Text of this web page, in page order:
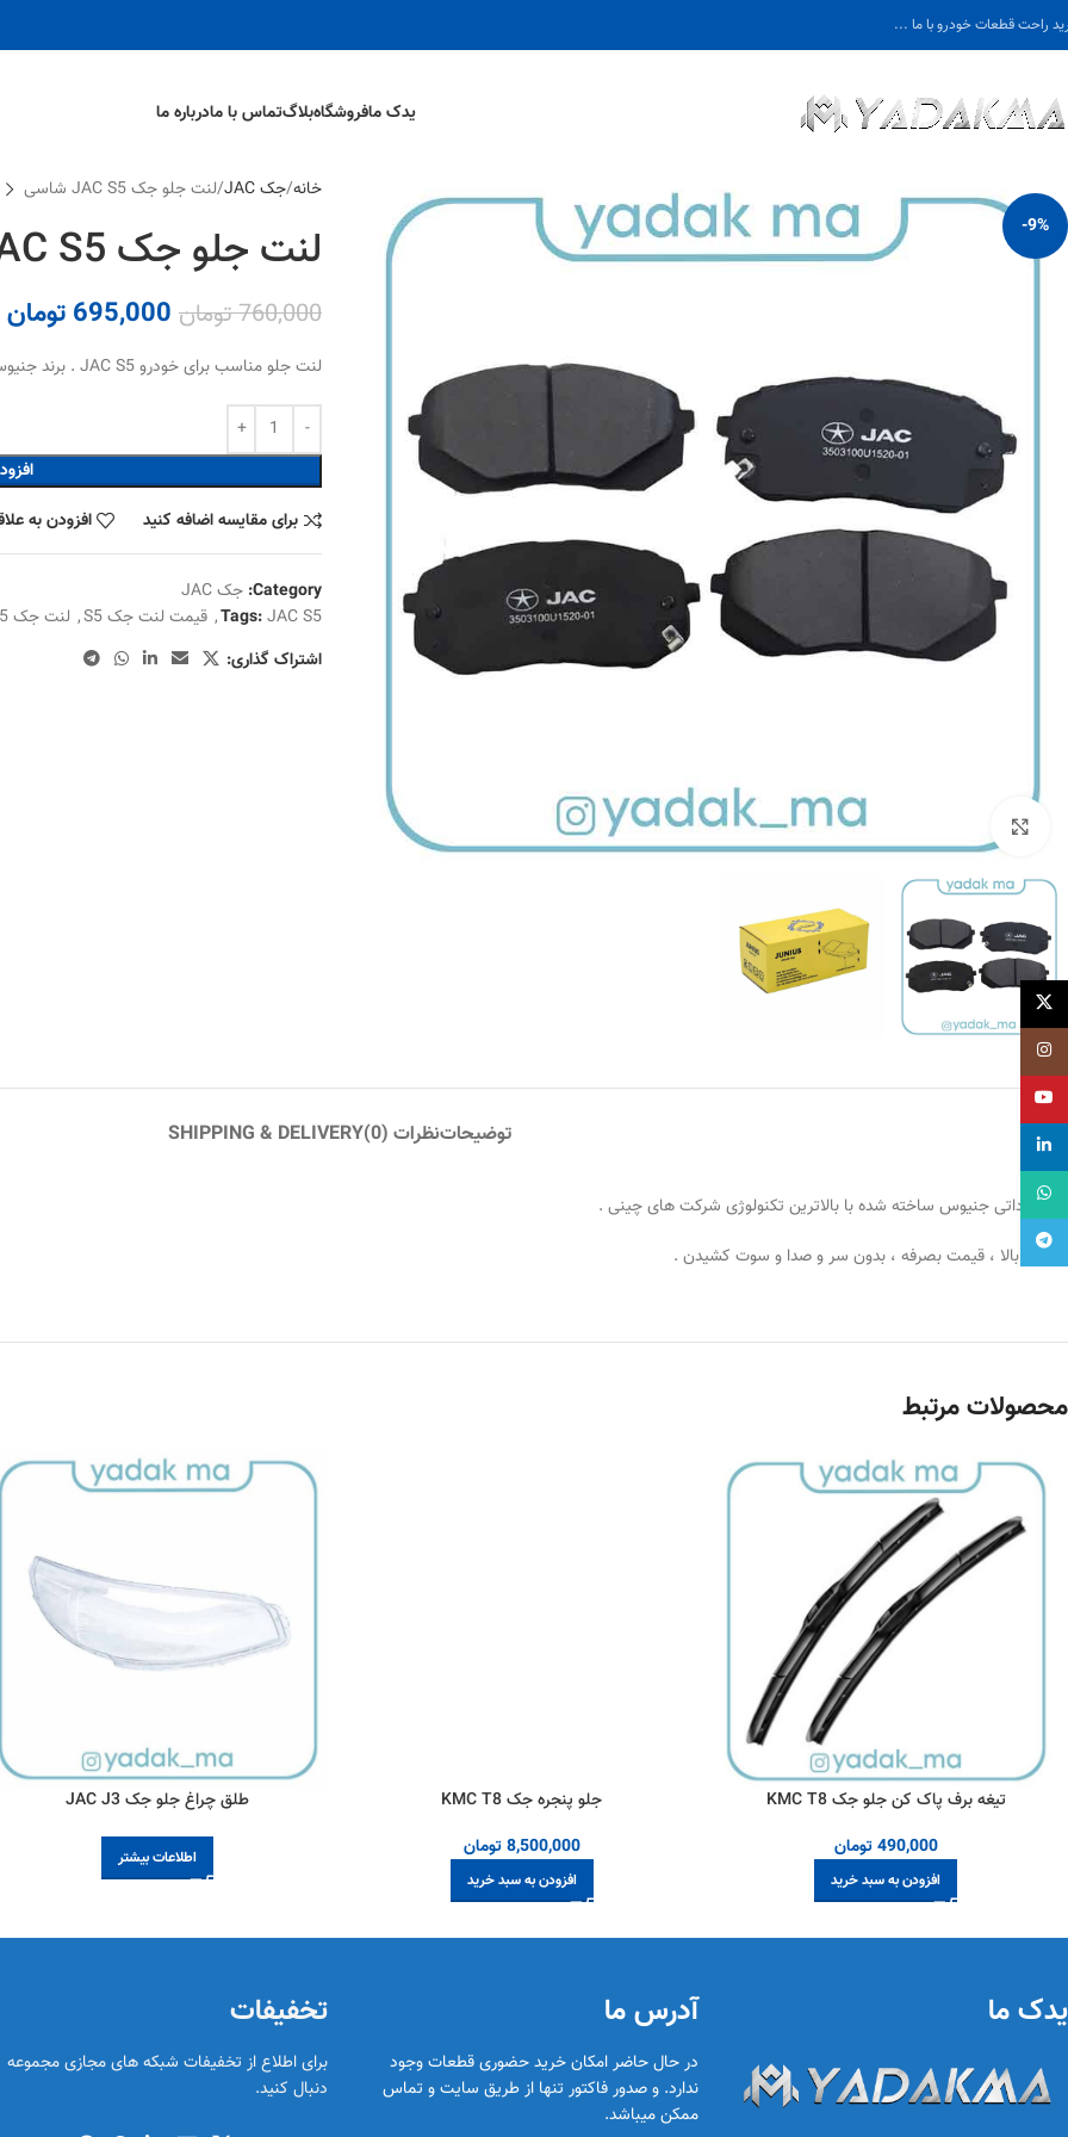
راحت قطعات خودرو با ما ...
یدک مافروشگاهبلاگتماس با مادرباره ما
-9%
برای بزرگنمایی کلیک کنید
خانه جک JAC لنت جلو جک JAC S5 شاسی
لنت جلو جک JAC S5 شاسی
760,000تومان 695,000 تومان
لنت جلو مناسب برای خودرو JAC S5 . برند جنیوس .
برای مقایسه اضافه کنید
افزودن به
Category: جک JAC
Tags:JAC S5
, قیمت لنت جک S5 , لنت جک S5
اشتراک گذاری:
توضیحاتنظرات (0) SHIPPING & DELIVERY
برند وارداتی جنیوس ساخته شده با بالاترین تکنولوژی شرکت های چینی .
کیفیت بالا ، قیمت بصرفه ، بدون سر و صدا و سوت کشیدن .
محصولات مرتبط
تیغه برف پاک کن جلو جک KMC T8
490,000تومان
افزودن به سبد خرید
جلو پنجره جک KMC T8
8,500,000تومان
افزودن به سبد خرید
طلق چراغ جلو جک JAC J3
اطلاعات بیشتر
یدک ما آدرس ما
در حال حاضر امکان خرید حضوری قطعات وجود
ندارد. و صدور فاکتور تنها از طریق سایت و تماس
ممکن میباشد.
تخفیفات
برای اطلاع از تخفیفات شبکه های مجازی مجموعه
دنبال کنید.
واتساپ
تلگرام